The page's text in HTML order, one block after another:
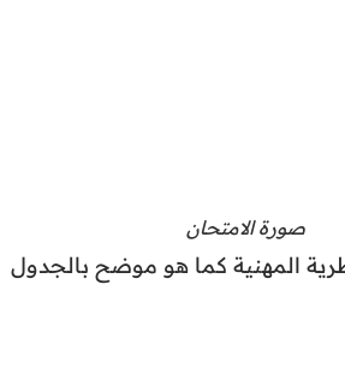
صورة الامتحان
المهنية كما هو موضح بالجدول